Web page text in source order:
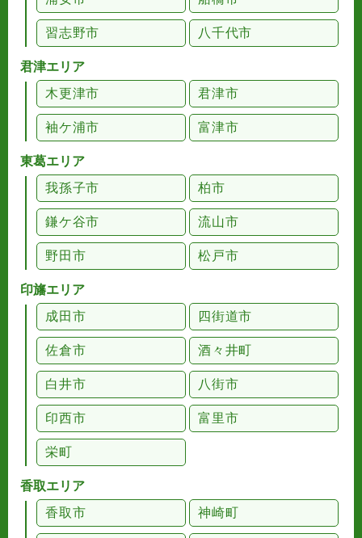
習志野市 八千代市
君津エリア
木更津市
君津市
袖ケ浦市 富津市
東葛エリア
我孫子市
柏市
鎌ケ谷市 流山市
野田市 松戸市
印旛エリア
成田市
四街道市
佐倉市 酒々井町
白井市 八街市
印西市 富里市
栄町
香取エリア
香取市
神崎町